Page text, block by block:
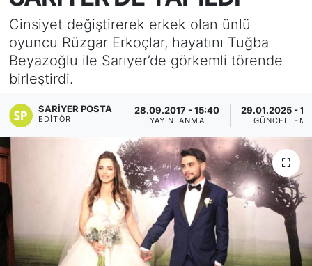
Cinsiyet değiştirerek erkek olan ünlü
oyuncu Rüzgar Erkoçlar, hayatını Tuğba
Beyazoğlu ile Sarıyer’de görkemli törende
birleştirdi.
SARIYER POSTA
EDITÖR
28.09.2017 - 15:40
YAYINLANMA
29.01.2025 -
KÖŞE YAZILARI
KÖŞE YAZILARI (Arşiv)
RÖPORTAJ
SAĞLIK
SARIYER HABERLERİ